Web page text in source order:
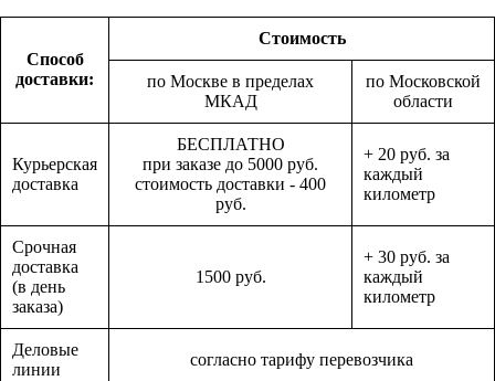
Способ
доставки:
Стоимость
по Москве в пределах
МКАД
по Московской
области
Курьерская
доставка
БЕСПЛАТНО
при заказе до 5000 руб.
стоимость доставки - 400
руб.
+ 20 руб. за
каждый
километр
Срочная
доставка
(в день
заказа)
1500 руб.
+ 30 руб. за
каждый
километр
Деловые
линии
согласно тарифу перевозчика